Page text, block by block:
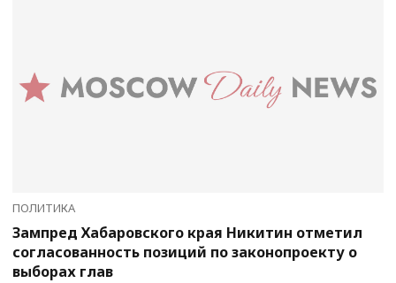
ПОЛИТИКА
Зампред Хабаровского края Никитин отметил
согласованность позиций по законопроекту о
выборах глав